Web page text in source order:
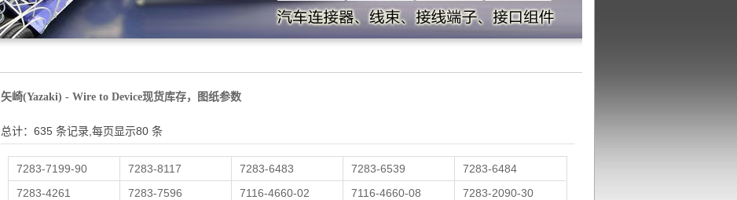
矢崎(Yazaki) - Wire to Device现货库存，图纸参数
【device_service】什么意思_英语device_service在线翻译_有...
device设备_device设备价格_device设备批发/采购- 阿里巴巴
Bundled wire, illuminating device, backlight device and liquid cr...
Device for providing data wire signals to control electric current...
总计：635 条记录,每页显示80 条
7283-7199-90 7283-8117 7283-6483 7283-6539
7283-6484
7283-4261
7283-7596 7116-4660-02 7116-4660-08
7283-2090-30